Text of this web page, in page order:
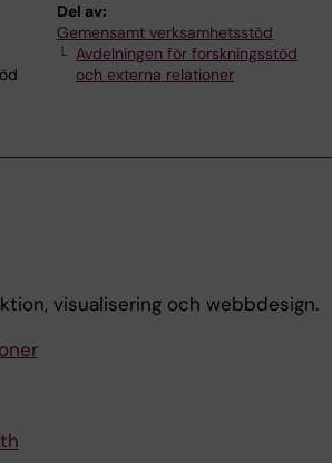
Del av:
Gemensamt verksamhetsstöd
Avdelningen för forskningsstöd
och externa relationer
visualisering och webbdesign.